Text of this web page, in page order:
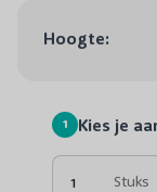
Hoogte:
1 Kies je
Stuks